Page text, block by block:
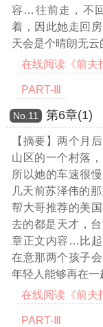
容… 往前走，不
着，因此她走回
天会是个晴朗无云
在线阅读《前夫
PART-Ⅲ
Νο.11 第6章(1)
【摘要】两个月
山区的一个村落
所以她的车速很
几天前苏泽伟的
帮大哥推荐的美
去的都是天才，
章正文内容… 比
在意那两个孩子
年轻人能够再在一
在线阅读《前夫
PART-Ⅲ